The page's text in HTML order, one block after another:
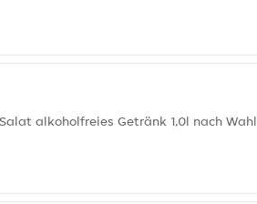
alkoholfreies Getränk 1,0l nach Wahl